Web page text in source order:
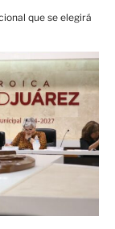
que se elegirá